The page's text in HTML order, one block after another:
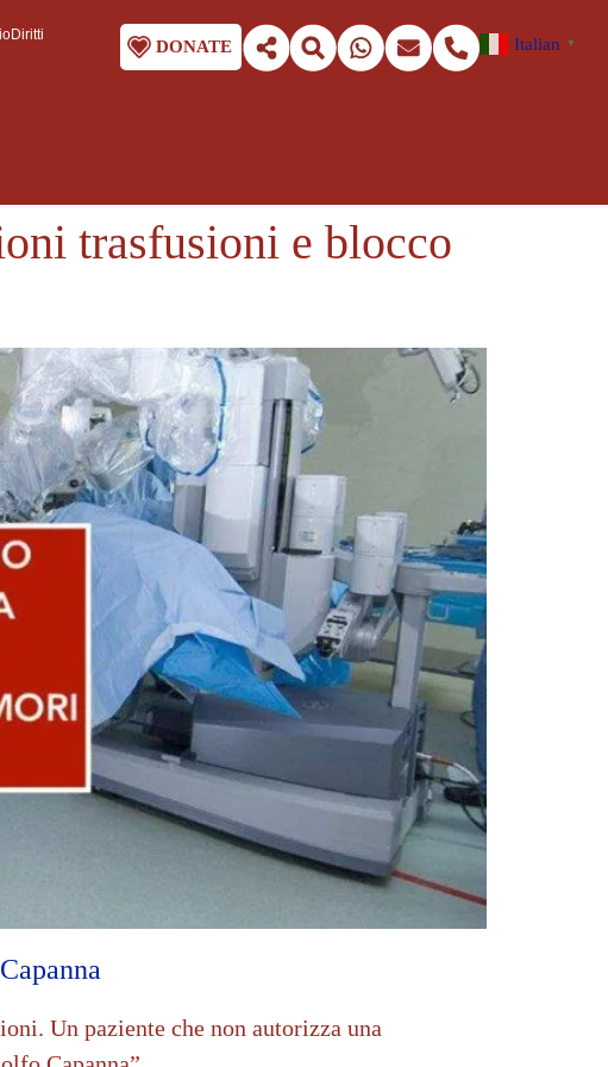
DONATE Italian ▼
trasfusioni e blocco
Un paziente che non autorizza una